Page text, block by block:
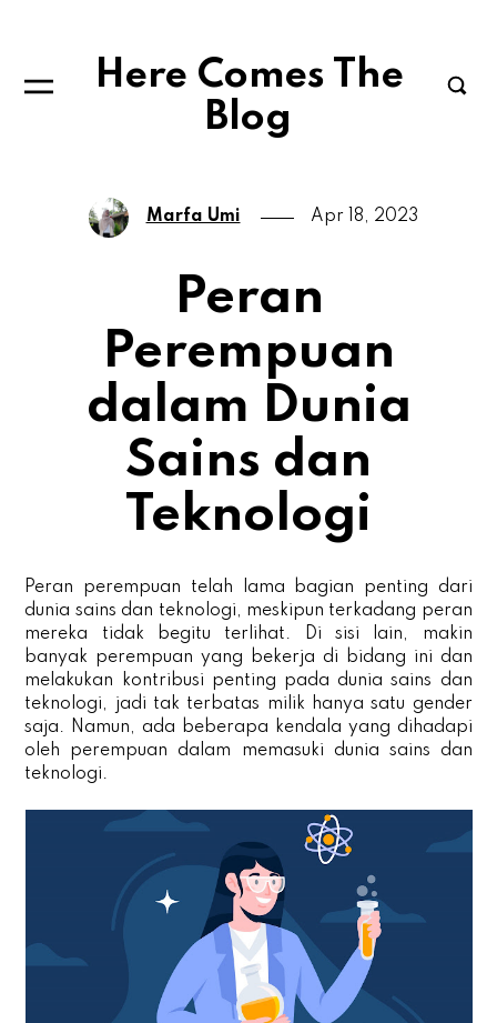
Here Comes The
Blog
Marfa Umi Apr 18, 2023
Peran
Perempuan
dalam Dunia
Sains dan
Teknologi
Peran perempuan telah lama bagian penting dari
dunia sains dan teknologi, meskipun terkadang peran
mereka tidak begitu terlihat. Di sisi lain, makin
banyak perempuan yang bekerja di bidang ini dan
melakukan kontribusi penting pada dunia sains dan
teknologi, jadi tak terbatas milik hanya satu gender
saja. Namun, ada beberapa kendala yang dihadapi
oleh perempuan dalam memasuki dunia sains dan
teknologi.